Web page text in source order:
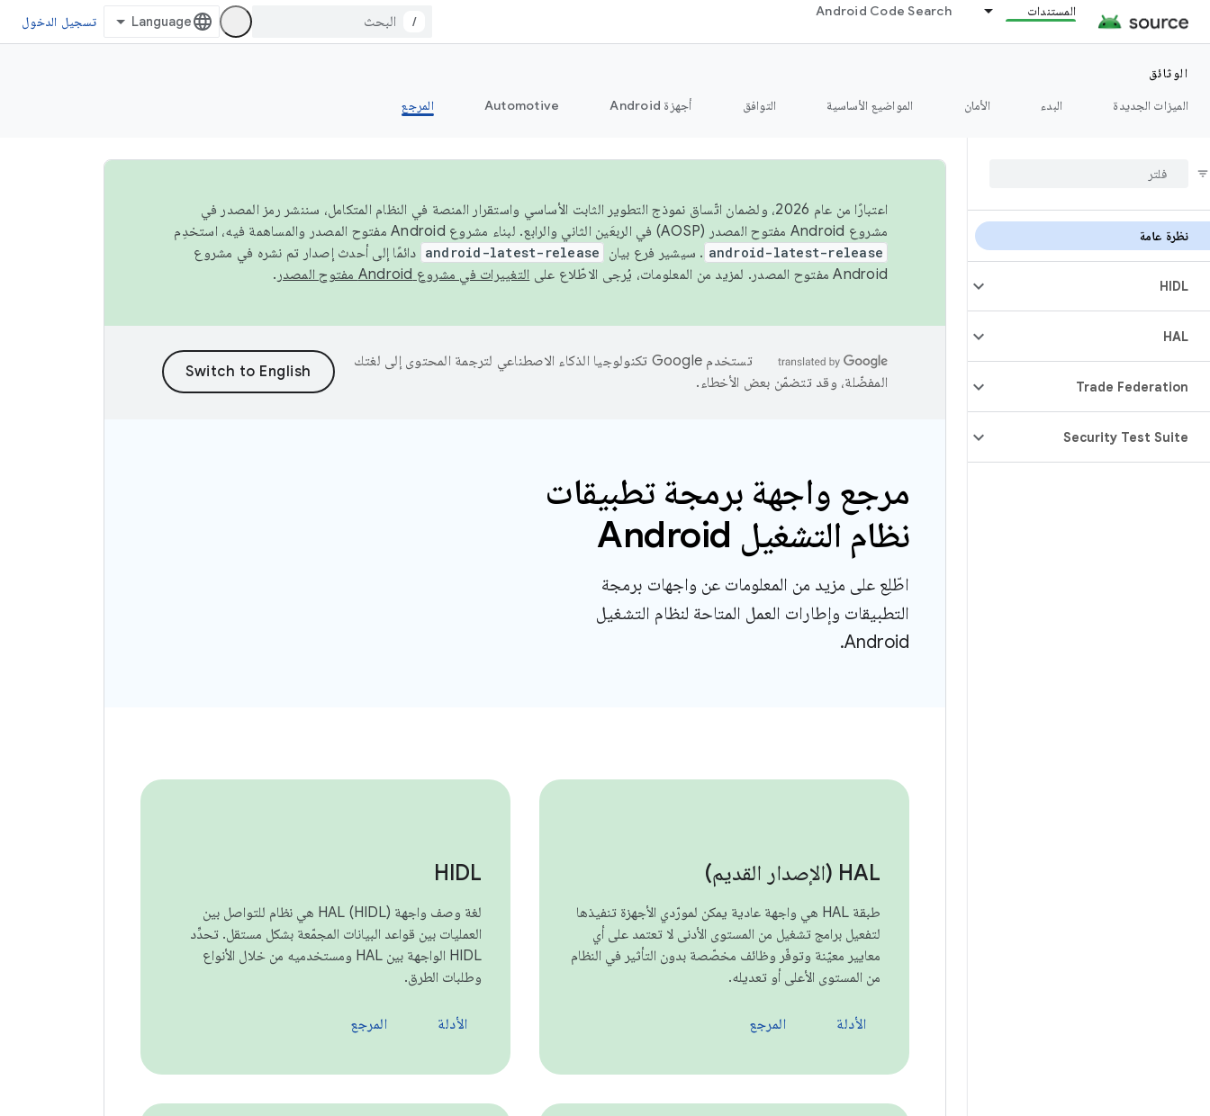
المستندات Android Code Search
/ تسجيل الدخول
الوثائق
الميزات الجديدة
البدء الأمان المواضيع الأساسية التوافق أجهزة Android Automotive المرجع
نظرة عامة
HIDL
HAL
Trade Federation
Security Test Suite
اعتبارًا من عام 2026، ولضمان اتّساق نموذج التطوير الثابت الأساسي واستقرار المنصة في النظام المتكامل، سننشر رمز المصدر في
مشروع Android مفتوح المصدر (AOSP) في الربعَين الثاني والرابع. لبناء مشروع Android مفتوح المصدر والمساهمة فيه، استخدِم
android-latest-release . سيشير فرع بيان android-latest-release دائمًا إلى أحدث إصدار تم نشره في مشروع
Android مفتوح المصدر. لمزيد من المعلومات، يُرجى الاطّلاع على
التغييرات في مشروع Android مفتوح المصدر .
تستخدم Google تكنولوجيا الذكاء الاصطناعي لترجمة المحتوى إلى لغتك
المفضّلة، وقد تتضمّن بعض الأخطاء.
مرجع واجهة برمجة تطبيقات
نظام التشغيل Android
اطّلِع على مزيد من المعلومات عن واجهات برمجة
التطبيقات وإطارات العمل المتاحة لنظام التشغيل
Android.
HAL (الإصدار القديم)
طبقة HAL هي واجهة عادية يمكن لمورّدي الأجهزة تنفيذها
لتفعيل برامج تشغيل من المستوى الأدنى لا تعتمد على أي
معايير معيّنة وتوفّر وظائف مخصّصة بدون التأثير في النظام
من المستوى الأعلى أو تعديله.
الأدلة المرجع
HIDL
لغة وصف واجهة HAL (HIDL) هي نظام للتواصل بين
العمليات بين قواعد البيانات المجمّعة بشكل مستقل. تحدِّد
HIDL الواجهة بين HAL ومستخدميه من خلال الأنواع
وطلبات الطرق.
الأدلة المرجع